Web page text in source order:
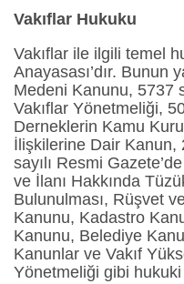
Vakıflar Hukuku
Vakıflar ile ilgili temel
Anayasası’dır. Bunun
Medeni Kanunu, 5737
Vakıflar Yönetmeliği,
Derneklerin Kamu
İlişkilerine Dair Kanun,
sayılı Resmi
ve İlanı Hakkında
Bulunulması, Rüşvet
Kanunu, Kadastro
Kanunu, Belediye
Kanunlar ve Vakıf
Yönetmeliği gibi